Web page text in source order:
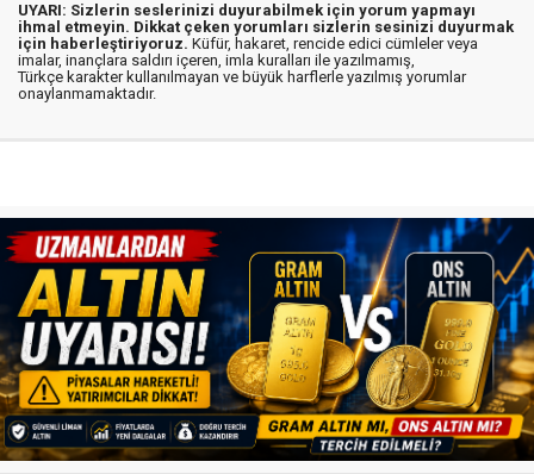
UYARI: Sizlerin seslerinizi duyurabilmek için yorum yapmayı
ihmal etmeyin. Dikkat çeken yorumları sizlerin sesinizi duyurmak
için haberleştiriyoruz. Küfür, hakaret, rencide edici cümleler veya
imalar, inançlara saldırı içeren, imla kuralları ile yazılmamış,
Türkçe karakter kullanılmayan ve büyük harflerle yazılmış yorumlar
onaylanmamaktadır.